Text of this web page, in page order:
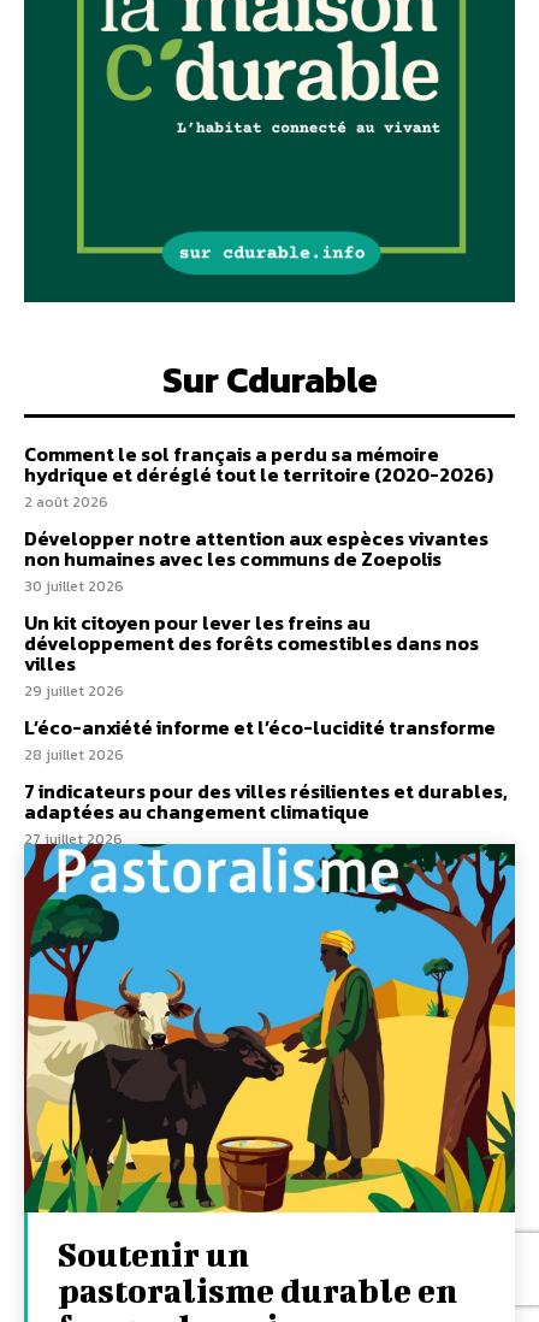
Sur Cdurable
Comment le sol français a perdu sa mémoire
hydrique et déréglé tout le territoire (2020-2026)
2 août 2026
Développer notre attention aux espèces vivantes
non humaines avec les communs de Zoepolis
30 juillet 2026
Un kit citoyen pour lever les freins au
développement des forêts comestibles dans nos
villes
29 juillet 2026
L’éco-anxiété informe et l’éco-lucidité transforme
28 juillet 2026
7 indicateurs pour des villes résilientes et durables,
adaptées au changement climatique
27 juillet 2026
Soutenir un
pastoralisme durable en